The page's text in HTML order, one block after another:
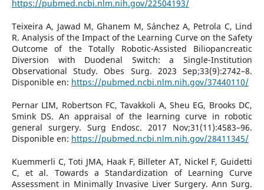
https://pubmed.ncbi.nlm.nih.gov/22504193/
Teixeira A, Jawad M, Ghanem M, Sánchez A, Petrola C, Lind
R. Analysis of the Impact of the Learning Curve on the Safety
Outcome of the Totally Robotic-Assisted Biliopancreatic
Diversion with Duodenal Switch: a Single-Institution
Observational Study. Obes Surg. 2023 Sep;33(9):2742–8.
Disponible en: https://pubmed.ncbi.nlm.nih.gov/37440110/
Pernar LIM, Robertson FC, Tavakkoli A, Sheu EG, Brooks DC,
Smink DS. An appraisal of the learning curve in robotic
general surgery. Surg Endosc. 2017 Nov;31(11):4583–96.
Disponible en: https://pubmed.ncbi.nlm.nih.gov/28411345/
Kuemmerli C, Toti JMA, Haak F, Billeter AT, Nickel F, Guidetti
C, et al. Towards a Standardization of Learning Curve
Assessment in Minimally Invasive Liver Surgery. Ann Surg.